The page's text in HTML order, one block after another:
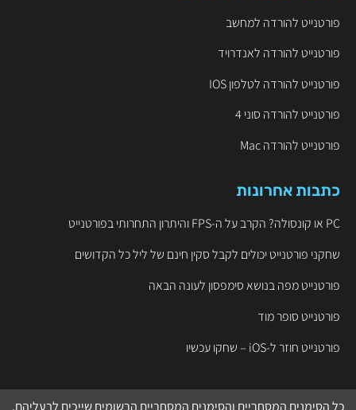
פורטנייט להורדה למחשב
פורטנייט להורדה לאנדרויד
פורטנייט להורדה לטלפון IOS
פורטנייט להורדה סוני 4
פורטנייט להורדה Mac
כתבות אחרונות
PC או קונסולה? הקרב על ה-FPS והיתרון התחרותי בפורטנייט
שחקני פורטנייט יכולים לקבל סקין חינם של ליל כל הקדושים
פורטנייט מפה בנושא סימפסון לעונה הבאה
פורטנייט סופר מוד
פורטנייט חוזר ל-iOS – שחקו עכשיו
כל הסימנים המסחריים והסימנים המסחריים הרשומים שייכים לבעליהם.